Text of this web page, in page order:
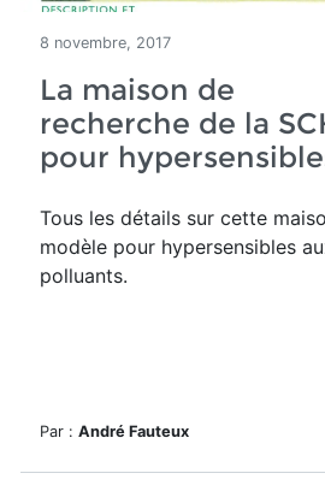
8 novembre, 2017
La maison de
recherche de la
pour
Tous les détails sur cette
modèle pour hypersensibles
polluants.
Par : André Fauteux